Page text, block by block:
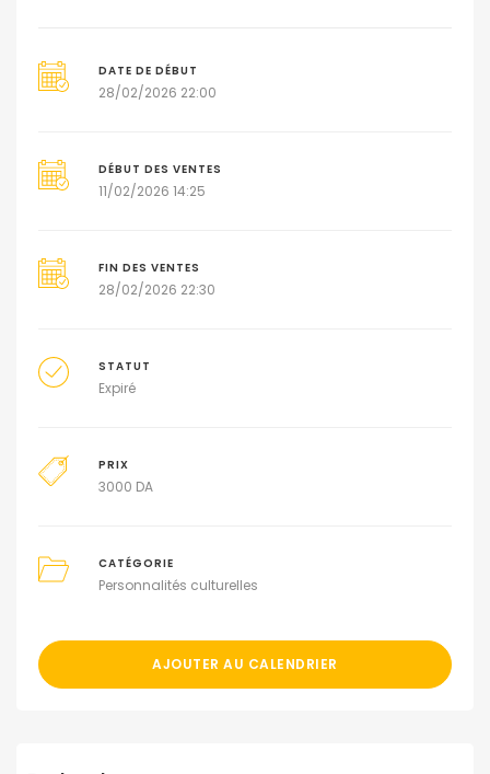
DATE DE DÉBUT
28/02/2026 22:00
DÉBUT DES VENTES
11/02/2026 14:25
FIN DES VENTES
28/02/2026 22:30
STATUT
Expiré
PRIX
3000 DA
CATÉGORIE
Personnalités culturelles
AJOUTER AU CALENDRIER